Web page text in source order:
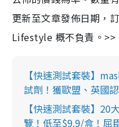
更新至文章發佈日期，
Lifestyle 概不負責。>>
【快速測試套裝】
試劑！獲歐盟、英國
【快速測試套裝】20
覽！低至$9.9/盒！屈